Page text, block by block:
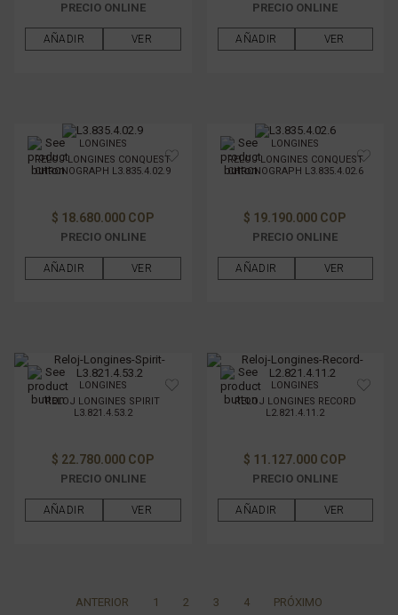
PRECIO ONLINE
AÑADIR VER
PRECIO ONLINE
AÑADIR VER
LONGINES
RELOJ LONGINES CONQUEST
CHRONOGRAPH L3.835.4.02.9
$ 18.680.000 COP
PRECIO ONLINE
AÑADIR VER
LONGINES
RELOJ LONGINES CONQUEST
CHRONOGRAPH L3.835.4.02.6
$ 19.190.000 COP
PRECIO ONLINE
AÑADIR VER
LONGINES
RELOJ LONGINES SPIRIT
L3.821.4.53.2
$ 22.780.000 COP
PRECIO ONLINE
AÑADIR VER
LONGINES
RELOJ LONGINES RECORD
L2.821.4.11.2
$ 11.127.000 COP
PRECIO ONLINE
AÑADIR VER
ANTERIOR 1 2 3 4 PRÓXIMO